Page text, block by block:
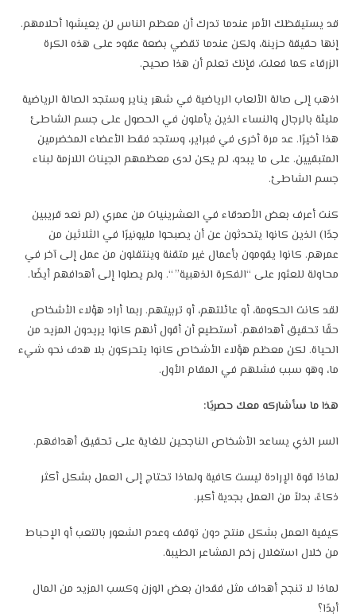
قد يستيقظك الأمر عندما تدرك أن معظم الناس لن يعيشوا أحلامهم.
إنها حقيقة حزينة، ولكن عندما تقضي بضعة عقود على هذه الكرة
الزرقاء كما فعلت، فإنك تعلم أن هذا صحيح.
اذهب إلى صالة الألعاب الرياضية في شهر يناير وستجد الصالة الرياضية
مليئة بالرجال والنساء الذين يأملون في الحصول على جسم الشاطئ
هذا أخيرًا. عد مرة أخرى في فبراير، وستجد فقط الأعضاء المخضرمين
المتبقيين. على ما يبدو، لم يكن لدى معظمهم الجينات اللازمة لبناء
جسم الشاطئ.
كنت أعرف بعض الأصدقاء في العشرينيات من عمري (لم نعد قريبين
جدًا) الذين كانوا يتحدثون عن أن يصبحوا مليونيرًا في الثلاثين من
عمرهم. كانوا يقومون بأعمال غير متقنة وينتقلون من عمل إلى آخر في
محاولة للعثور على “الفكرة الذهبية” “. ولم يصلوا إلى أهدافهم أيضًا.
لقد كانت الحكومة، أو عائلتهم، أو تربيتهم. ربما أراد هؤلاء الأشخاص
حقًا تحقيق أهدافهم. أستطيع أن أقول أنهم كانوا يريدون المزيد من
الحياة. لكن معظم هؤلاء الأشخاص كانوا يتحركون بلا هدف نحو شيء
ما، وهو سبب فشلهم في المقام الأول.
هذا ما سأشاركه معك حصريًا:
السر الذي يساعد الأشخاص الناجحين للغاية على تحقيق أهدافهم.
لماذا قوة الإرادة ليست كافية ولماذا تحتاج إلى العمل بشكل أكثر
ذكاءً، بدلاً من العمل بجدية أكبر.
كيفية العمل بشكل منتج دون توقف وعدم الشعور بالتعب أو الإحباط
من خلال استغلال زخم المشاعر الطيبة.
لماذا لا تنجح أهداف مثل فقدان بعض الوزن وكسب المزيد من المال
أبدًا؟